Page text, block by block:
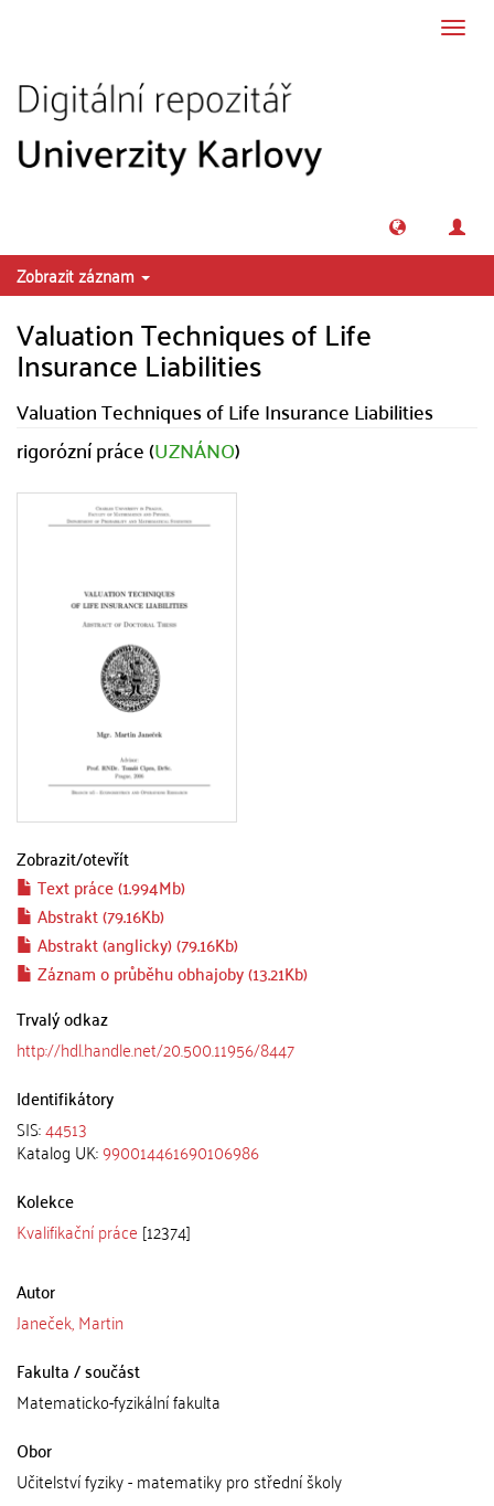
Zobrazit záznam
Valuation Techniques of Life
Insurance Liabilities
Valuation Techniques of Life Insurance Liabilities
rigorózní práce (UZNÁNO)
Zobrazit/otevřít
Text práce (1.994Mb)
Abstrakt (79.16Kb)
Abstrakt (anglicky) (79.16Kb)
Záznam o průběhu obhajoby (13.21Kb)
Trvalý odkaz
http://hdl.handle.net/20.500.11956/8447
Identifikátory
SIS:44513
Katalog UK:990014461690106986
Kolekce
Kvalifikační práce [12374]
Autor
Janeček, Martin
Fakulta / součást
Matematicko-fyzikální fakulta
Obor
Učitelství fyziky - matematiky pro střední školy